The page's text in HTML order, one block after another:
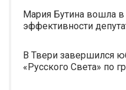
Мария Бутина вошла в
эффективности
В Твери завершился
«Русского Света» по